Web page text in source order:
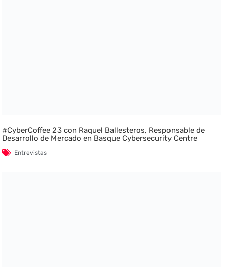
#CyberCoffee 23 con Raquel Ballesteros, Responsable de
Desarrollo de Mercado en Basque Cybersecurity Centre
Entrevistas